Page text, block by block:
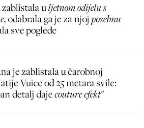
zablistala uljetnom odijelu s
, odabrala ga je za njoj posebnu
sve poglede
je zablistala u čarobnoj
Vuice od 25 metara svile:
detalj dajecouture efekt"